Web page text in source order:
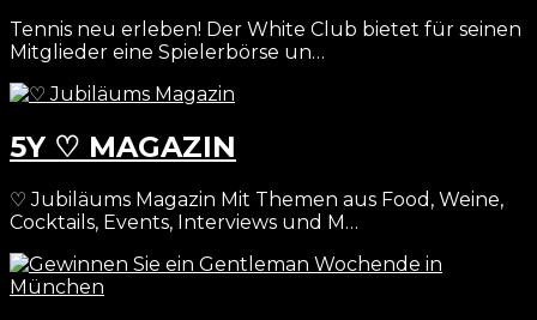
Tennis neu erleben! Der White Club bietet für seinen
Mitglieder eine Spielerbörse un…
5Y ♡ MAGAZIN
♡ Jubiläums Magazin Mit Themen aus Food, Weine,
Cocktails, Events, Interviews und M…